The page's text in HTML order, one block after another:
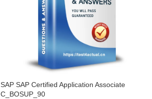
SAP SAP Certified Application Associate
C_BOSUP_90